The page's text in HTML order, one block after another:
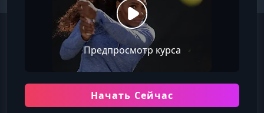
Предпросмотр курса
Начать Сейчас